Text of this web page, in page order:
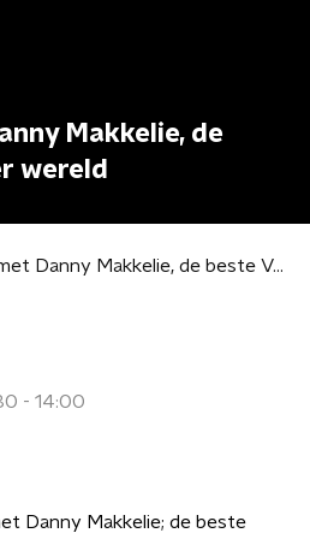
Makkelie, de
wereld
Bellen met Danny Makkelie, de beste VAR ter wereld
- 14:00
Danny Makkelie; de beste